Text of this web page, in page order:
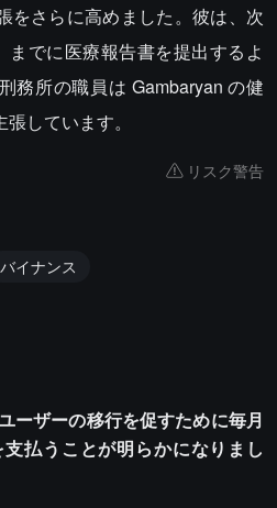
をさらに高めました。彼は、次
でに医療報告書を提出するよ
務所の職員は Gambaryan の健
しています。
リスク警告
バイナンス
ーザーの移行を促すために毎月
払うことが明らかになりまし